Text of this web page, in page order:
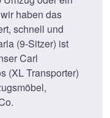
haben das
schnell und
(9-Sitzer) ist
Carl
(XL Transporter)